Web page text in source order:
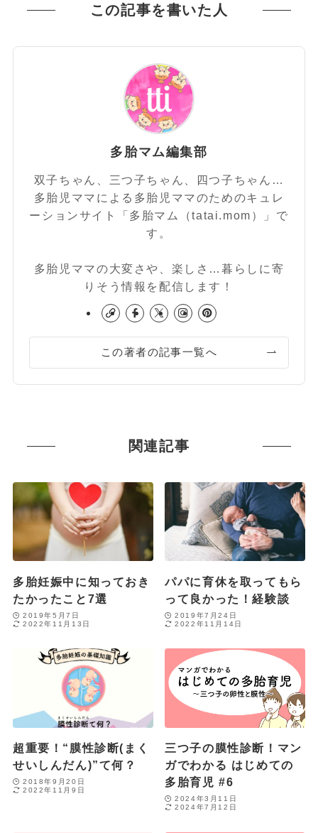
この記事を書いた人
多胎マム編集部
双子ちゃん、三つ子ちゃん、四つ子ちゃん…
多胎児ママによる多胎児ママのためのキュレ
ーションサイト「多胎マム（tatai.mom）」で
す。
多胎児ママの大変さや、楽しさ…暮らしに寄
りそう情報を配信します！
この著者の記事一覧へ
関連記事
多胎妊娠中に知っておき
たかったこと7選
2019年5月7日
2022年11月13日
パパに育休を取ってもら
って良かった！経験談
2019年7月24日
2022年11月14日
超重要！“膜性診断(まく
せいしんだん)”て何？
2018年9月20日
2022年11月9日
三つ子の膜性診断！マン
ガでわかる はじめての
多胎育児 #6
2024年3月11日
2024年7月12日